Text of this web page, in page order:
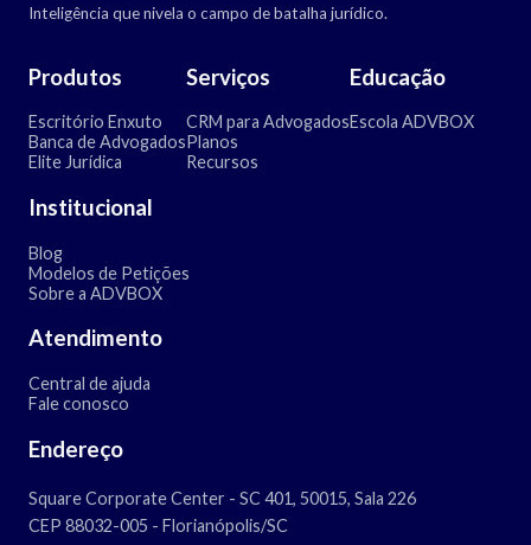
Inteligência que nivela o campo de batalha jurídico.
Produtos
Escritório Enxuto
Banca de Advogados
Elite Jurídica
Serviços
CRM para Advogados
Planos
Recursos
Educação
Escola ADVBOX
Institucional
Blog
Modelos de Petições
Sobre a ADVBOX
Atendimento
Central de ajuda
Fale conosco
Endereço
Square Corporate Center - SC 401, 50015, Sala 226
CEP 88032-005 - Florianópolis/SC